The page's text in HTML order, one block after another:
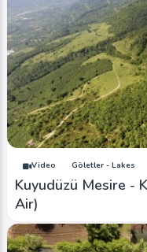
Video Göletler - Lakes
Kuyudüzü Mesire -
Air)